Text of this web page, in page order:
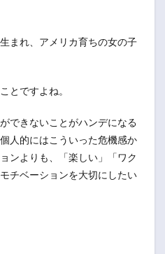
まれ、アメリカ育ちの女の子
とですよね。
できないことがハンデになる
人的にはこういった危機感か
ンよりも、「楽しい」「ワク
チベーションを大切にしたい